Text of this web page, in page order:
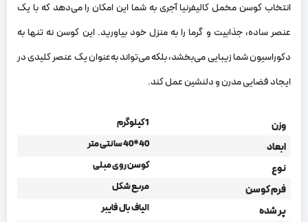
انتخاب کوسن مخمل کالیفرنیا آجری به شما این امکان را می‌دهد که با یک
عنصر ساده، جذابیت و گرما را به منزل خود بیاورید. این کوسن نه تنها به
دکوراسیون شما زیبایی می‌بخشد، بلکه می‌تواند به‌عنوان یک عنصر کلیدی در
ایجاد فضایی مدرن و دلنشین عمل کند.
وزن 1 کیلوگرم
ابعاد 40*40 سانتی متر
نوع کوسن روی مبلی
فرم کوسن مربع شکل
پر شده الیاف بال فایبر